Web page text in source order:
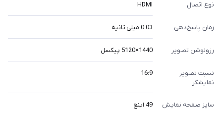
نوع اتصال HDMI
زمان پاسخ‌دهی 0.03 میلی ثانیه
رزولوشن تصویر 1440×5120 پیکسل
نسبت تصویر
نمایشگر
16:9
سایز صفحه نمایش 49 اینچ